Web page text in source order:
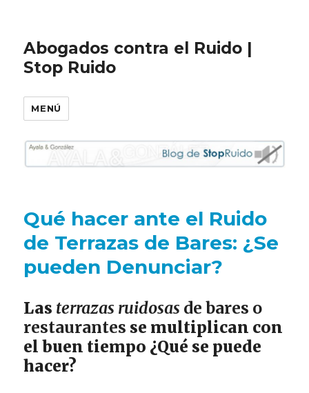
Abogados contra el Ruido |
Stop Ruido
MENÚ
Qué hacer ante el Ruido
de Terrazas de Bares: ¿Se
pueden Denunciar?
Las terrazas ruidosas de bares o
restaurantes se multiplican con
el buen tiempo ¿Qué se puede
hacer?